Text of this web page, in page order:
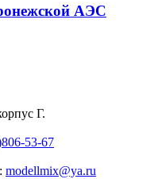
АЭС
Г.
53-67
modellmix@ya.ru